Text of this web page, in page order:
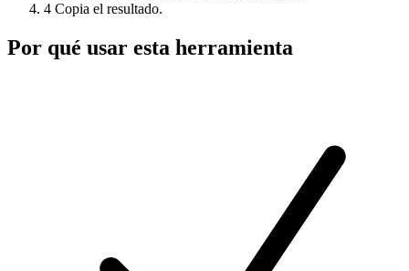
4 Copia el resultado.
Por qué usar esta herramienta